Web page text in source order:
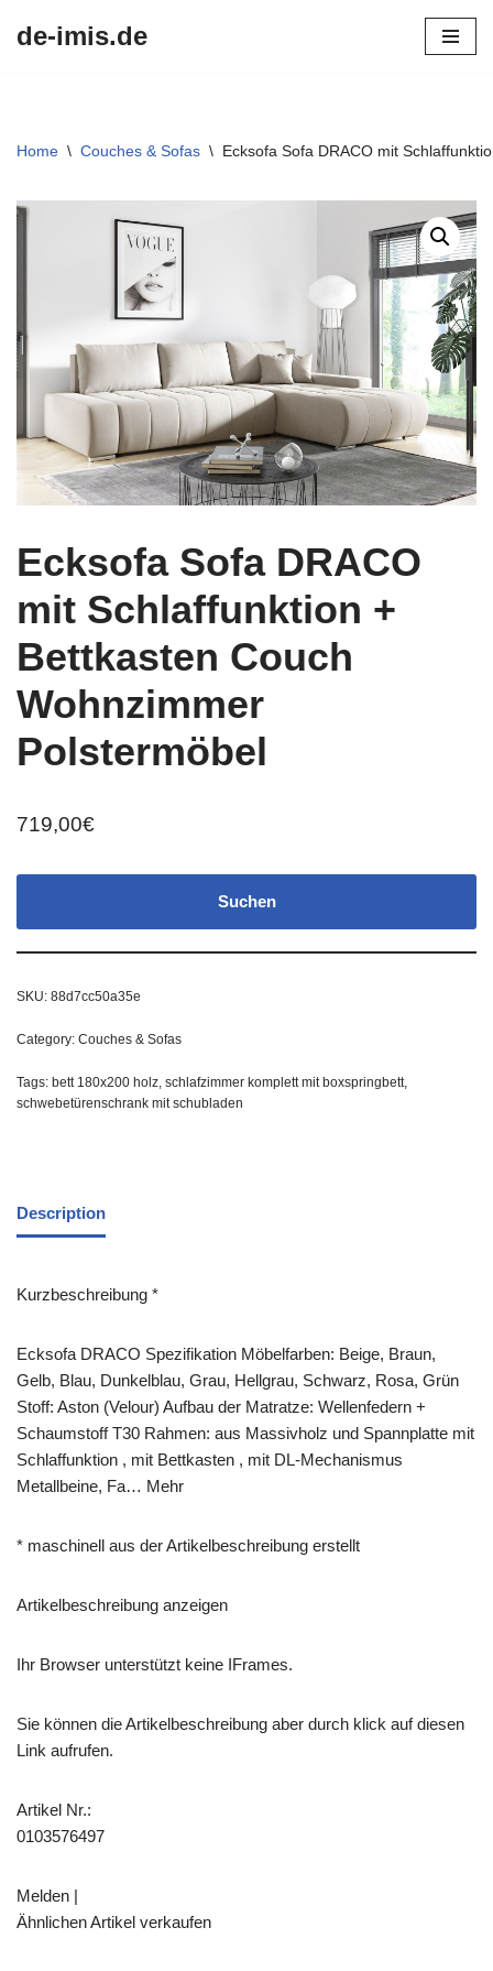
de-imis.de
Home \ Couches & Sofas \ Ecksofa Sofa DRACO mit
Ecksofa Sofa DRACO
mit Schlaffunktion +
Bettkasten Couch
Wohnzimmer
Polstermöbel
719,00€
Suchen
SKU: 88d7cc50a35e
Category: Couches & Sofas
Tags: bett 180x200 holz, schlafzimmer komplett mit boxspringbett,
schwebetürenschrank mit schubladen
Description
Kurzbeschreibung *
Ecksofa DRACO Spezifikation Möbelfarben: Beige, Braun,
Gelb, Blau, Dunkelblau, Grau, Hellgrau, Schwarz, Rosa, Grün
Stoff: Aston (Velour) Aufbau der Matratze: Wellenfedern +
Schaumstoff T30 Rahmen: aus Massivholz und Spannplatte mit
Schlaffunktion , mit Bettkasten , mit DL-Mechanismus
Metallbeine, Fa… Mehr
* maschinell aus der Artikelbeschreibung erstellt
Artikelbeschreibung anzeigen
Ihr Browser unterstützt keine IFrames.
Sie können die Artikelbeschreibung aber durch klick auf diesen
Link aufrufen.
Artikel Nr.:
0103576497
Melden |
Ähnlichen Artikel verkaufen